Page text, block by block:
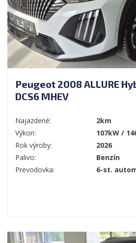
Peugeot 2008 ALLURE
DCS6 MHEV
Najazdené:
2km
Výkon:
107kW /
Rok výroby:
2026
Palivo:
Benzín
Prevodovka:
6-st.